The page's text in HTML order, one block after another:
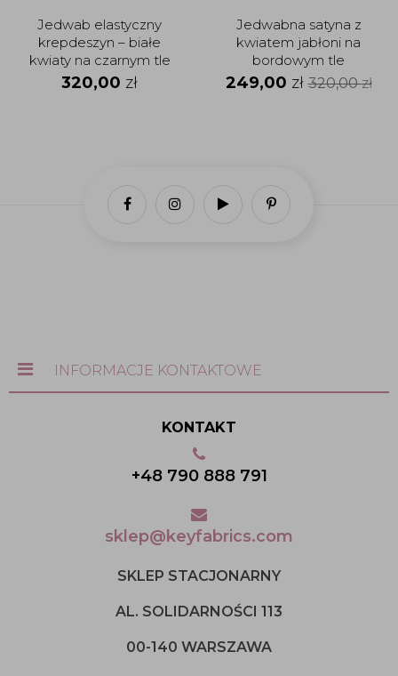
Jedwab elastyczny
krepdeszyn – białe
kwiaty na czarnym tle
320,00 zł
Jedwabna satyna z
kwiatem jabłoni na
bordowym tle
249,00 zł 320,00zł
INFORMACJE KONTAKTOWE
KONTAKT
+48 790 888 791
sklep@keyfabrics.com
SKLEP STACJONARNY
AL. SOLIDARNOŚCI 113
00-140 WARSZAWA